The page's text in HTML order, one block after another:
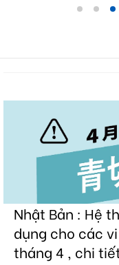
Nhật Bản : Hệ
dụng cho các
tháng 4 , chi